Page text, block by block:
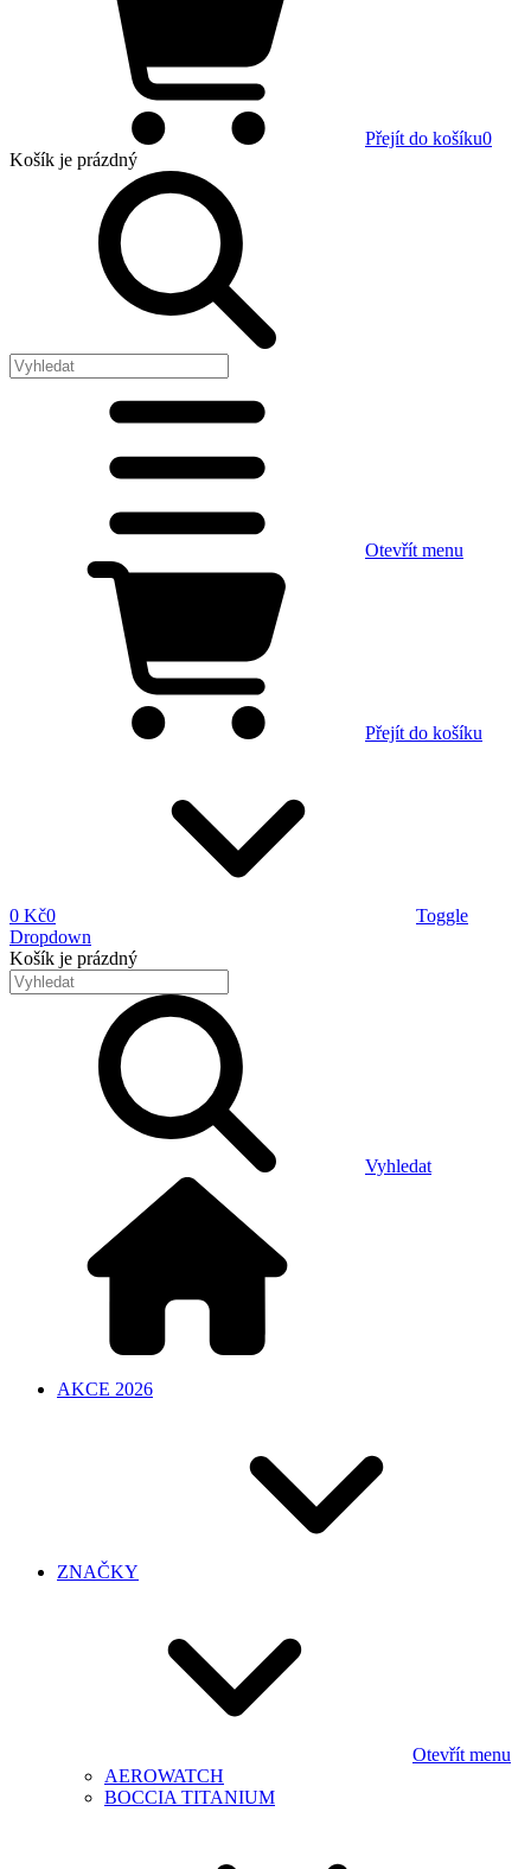
Přejít do košíku0
Košík je prázdný
Otevřít menu
Přejít do košíku
0 Kč0
Toggle
Dropdown
Košík je prázdný
Vyhledat
AKCE 2026
ZNAČKY
Otevřít menu
AEROWATCH
BOCCIA TITANIUM